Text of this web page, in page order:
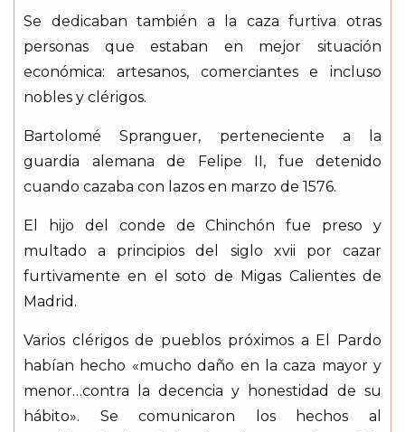
Se dedicaban también a la caza furtiva otras
personas que estaban en mejor situación
económica: artesanos, comerciantes e incluso
nobles y clérigos.
Bartolomé Spranguer, perteneciente a la
guardia alemana de Felipe II, fue detenido
cuando cazaba con lazos en marzo de 1576.
El hijo del conde de Chinchón fue preso y
multado a principios del siglo xvii por cazar
furtivamente en el soto de Migas Calientes de
Madrid.
Varios clérigos de pueblos próximos a El Pardo
habían hecho «mucho daño en la caza mayor y
menor…contra la decencia y honestidad de su
hábito». Se comunicaron los hechos al